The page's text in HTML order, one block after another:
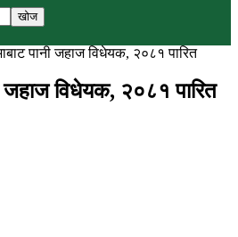
पानी जहाज विधेयक, २०८१ पारित
जहाज विधेयक, २०८१ पारित